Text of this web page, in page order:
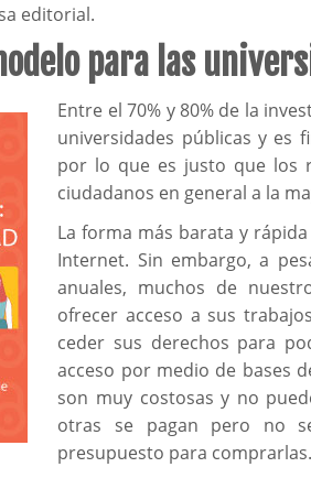
editorial.
para las
Entre el 70% y 80% de la
universidades públicas y es
por lo que es justo que los
ciudadanos en general a la
La forma más barata y
Internet. Sin embargo, a
anuales, muchos de
ofrecer acceso a sus
ceder sus derechos para
acceso por medio de bases
son muy costosas y no
otras se pagan pero no
presupuesto para comprarlas.